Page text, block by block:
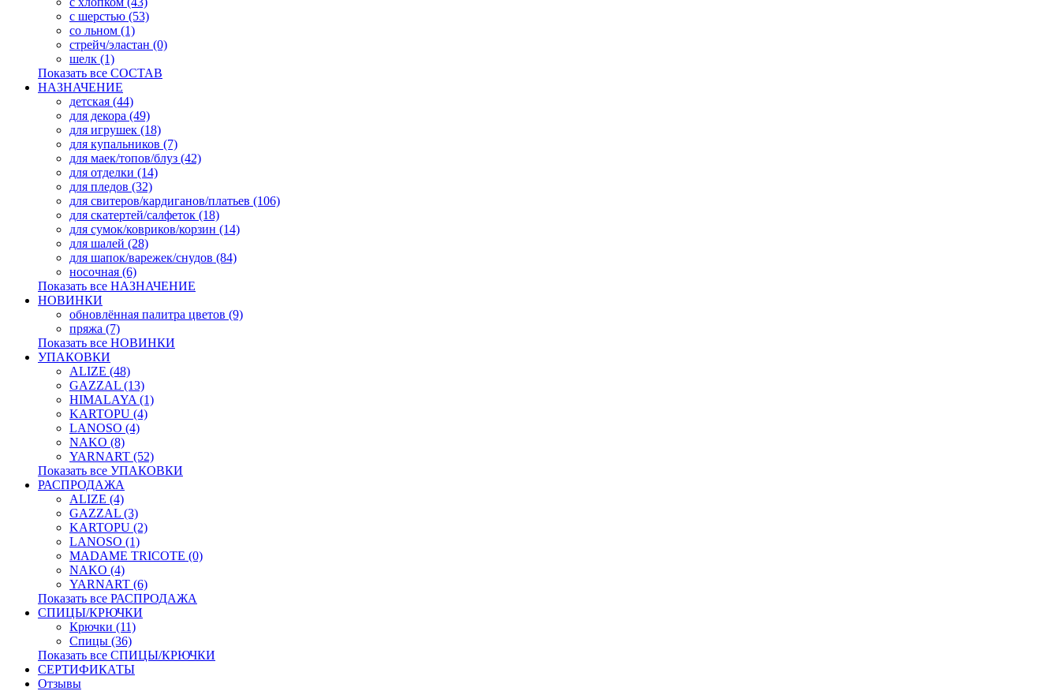
с шерстью (53)
со льном (1)
стрейч/эластан (0)
шелк (1)
Показать все СОСТАВ
НАЗНАЧЕНИЕ
детская (44)
для декора (49)
для игрушек (18)
для купальников (7)
для маек/топов/блуз (42)
для отделки (14)
для пледов (32)
для свитеров/кардиганов/платьев (106)
для скатертей/салфеток (18)
для сумок/ковриков/корзин (14)
для шалей (28)
для шапок/варежек/снудов (84)
носочная (6)
Показать все НАЗНАЧЕНИЕ
НОВИНКИ
обновлённая палитра цветов (9)
пряжа (7)
Показать все НОВИНКИ
УПАКОВКИ
ALIZE (48)
GAZZAL (13)
HIMALAYA (1)
KARTOPU (4)
LANOSO (4)
NAKO (8)
YARNART (52)
Показать все УПАКОВКИ
РАСПРОДАЖА
ALIZE (4)
GAZZAL (3)
KARTOPU (2)
LANOSO (1)
MADAME TRICOTE (0)
NAKO (4)
YARNART (6)
Показать все РАСПРОДАЖА
СПИЦЫ/КРЮЧКИ
Крючки (11)
Спицы (36)
Показать все СПИЦЫ/КРЮЧКИ
СЕРТИФИКАТЫ
Отзывы